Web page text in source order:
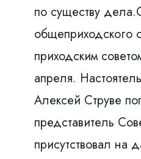
по существу
общеприходского
приходским
апреля.
Алексей Струве
представитель
присутствовал на